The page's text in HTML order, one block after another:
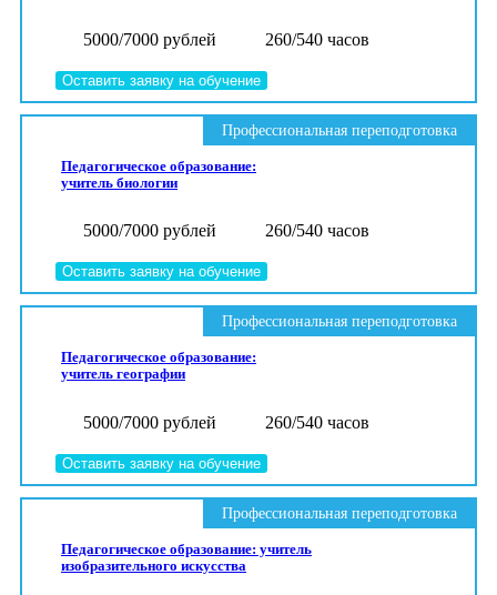
5000/7000 рублей 260/540 часов
Оставить заявку на обучение
Педагогическое образование:
учитель биологии
5000/7000 рублей 260/540 часов
Оставить заявку на обучение
Профессиональная переподготовка
Педагогическое образование:
учитель географии
5000/7000 рублей 260/540 часов
Оставить заявку на обучение
Профессиональная переподготовка
Педагогическое образование: учитель
изобразительного искусства
Профессиональная переподготовка